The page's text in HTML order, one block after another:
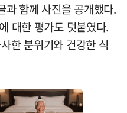
과 함께 사진을 공개했다.
대한 평가도 덧붙였다.
한 분위기와 건강한 식